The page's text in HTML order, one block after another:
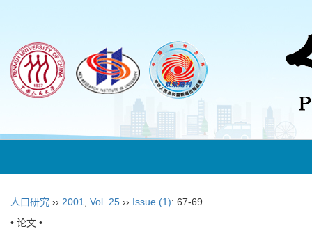
人口研究 ›› 2001 Vol. 25 ›› Issue (1): 67-69.
• 论文 •